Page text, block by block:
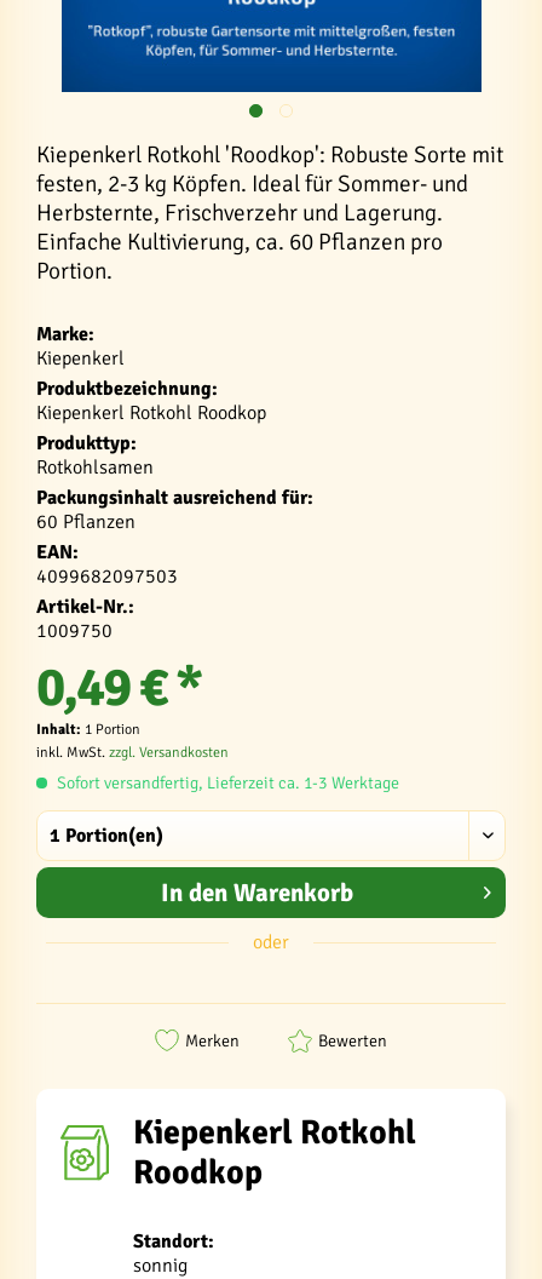
Kiepenkerl Rotkohl 'Roodkop': Robuste Sorte mit
festen, 2-3 kg Köpfen. Ideal für Sommer- und
Herbsternte, Frischverzehr und Lagerung.
Einfache Kultivierung, ca. 60 Pflanzen pro
Portion.
Marke:
Kiepenkerl
Produktbezeichnung:
Kiepenkerl Rotkohl Roodkop
Produkttyp:
Rotkohlsamen
Packungsinhalt ausreichend für:
60 Pflanzen
EAN:
4099682097503
Artikel-Nr.:
1009750
0,49 € *
Inhalt: 1 Portion
inkl. MwSt. zzgl. Versandkosten
Sofort versandfertig, Lieferzeit ca. 1-3 Werktage
In den Warenkorb
oder
Merken Bewerten
Kiepenkerl Rotkohl
Roodkop
Standort:
sonnig